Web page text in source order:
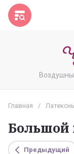
Главная /
Большой
Предыдущий